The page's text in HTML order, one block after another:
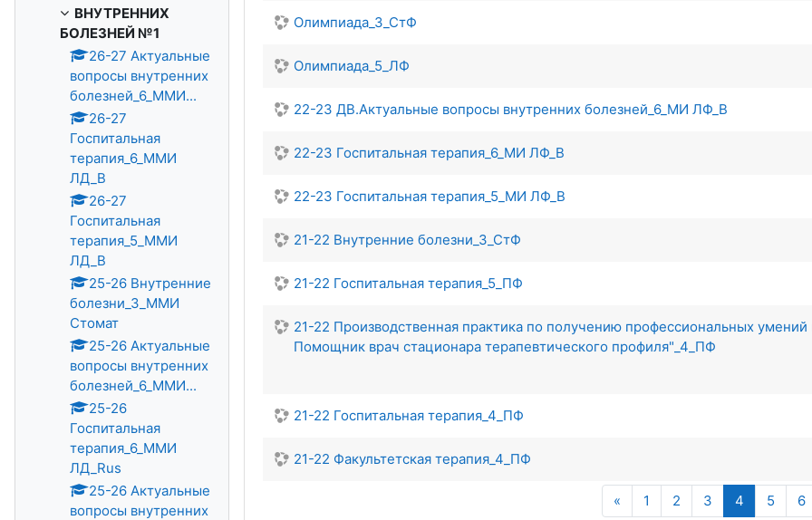
Олимпиада_3_СтФ
Олимпиада_5_ЛФ
22-23 ДВ.Актуальные вопросы внутренних болезней_6_МИ ЛФ_В
22-23 Госпитальная терапия_6_МИ ЛФ_В
22-23 Госпитальная терапия_5_МИ ЛФ_В
21-22 Внутренние болезни_3_СтФ
21-22 Госпитальная терапия_5_ПФ
21-22 Производственная практика по получению профессиональных
Помощник врач стационара терапевтического профиля"_4_ПФ
21-22 Госпитальная терапия_4_ПФ
21-22 Факультетская терапия_4_ПФ
« Предыдущая страница
1 2 3 4 (текущая)
5 6
ВНУТРЕННИХ
БОЛЕЗНЕЙ №1
26-27 Актуальные
вопросы внутренних
болезней_6_ММИ...
26-27
Госпитальная
терапия_6_ММИ
ЛД_В
26-27
Госпитальная
терапия_5_ММИ
ЛД_В
25-26 Внутренние
болезни_3_ММИ
Стомат
25-26 Актуальные
вопросы внутренних
болезней_6_ММИ...
25-26
Госпитальная
терапия_6_ММИ
ЛД_Rus
25-26 Актуальные
вопросы внутренних